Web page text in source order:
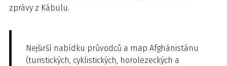
zprávy z Kábulu.
Nejširší nabídku průvodců a map Afghánistánu
(turistických, cyklistických, horolezeckých a